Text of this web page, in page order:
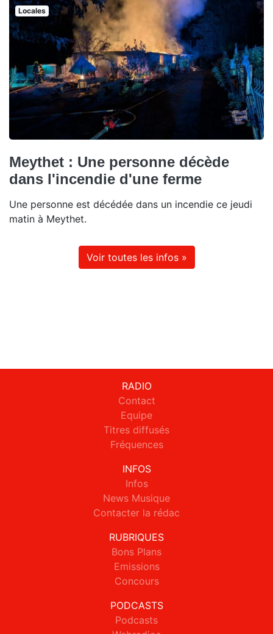
Locales
Meythet : Une personne décède
dans l'incendie d'une ferme
Une personne est décédée dans un incendie ce jeudi
matin à Meythet.
Voir toutes les infos »
RADIO
Contact
Equipe
Titres diffusés
Fréquences
INFOS
Infos
News Musique
Contacter la rédac
RUBRIQUES
Bons Plans
Emissions
Concours
PODCASTS
Podcasts